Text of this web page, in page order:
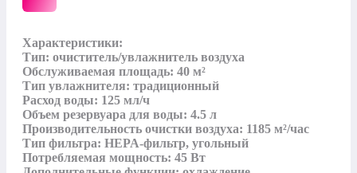
Характеристики:
Тип: очиститель/увлажнитель воздуха
Обслуживаемая площадь: 40 м²
Тип увлажнителя: традиционный
Расход воды: 125 мл/ч
Объем резервуара для воды: 4.5 л
Производительность очистки воздуха: 1185 м²/час
Тип фильтра: HEPA-фильтр, угольный
Потребляемая мощность: 45 Вт